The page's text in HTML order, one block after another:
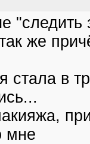
же
стала в
мне